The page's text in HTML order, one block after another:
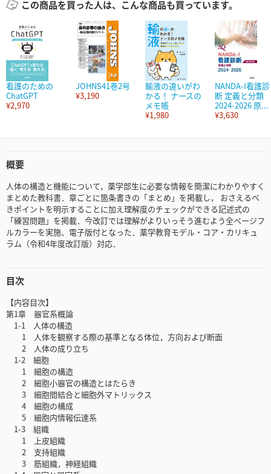
この商品を買った人は、こんな商品も買っています。
看護のための
ChatGPT
¥2,970
JOHNS41巻2号
¥3,190
輸液の違いがわ
かる！ ナースの
メモ帳
¥1,980
NANDA-I看護診
断 定義と分類
2024-2026 原...
¥3,630
概要
人体の構造と機能について，薬学部生に必要な情報を簡潔にわかりやすく
まとめた教科書．章ごとに箇条書きの「まとめ」を掲載し， おさえるべ
きポイントを明示することに加え理解度のチェックができる記述式の
「練習問題」を掲載．今改訂では理解がよりいっそう進むよう全ページフ
ルカラーを実施、電子版付となった．薬学教育モデル・コア・カリキュ
ラム（令和4年度改訂版）対応．
目次
【内容目次】
第1章 器官系概論
1-1 人体の構造
1 人体を観察する際の基準となる体位，方向および断面
2 人体の成り立ち
1-2 細胞
1 細胞の構造
2 細胞小器官の構造とはたらき
3 細胞間結合と細胞外マトリックス
4 細胞の構成
5 細胞内情報伝達系
1-3 組織
1 上皮組織
2 支持組織
3 筋組織，神経組織